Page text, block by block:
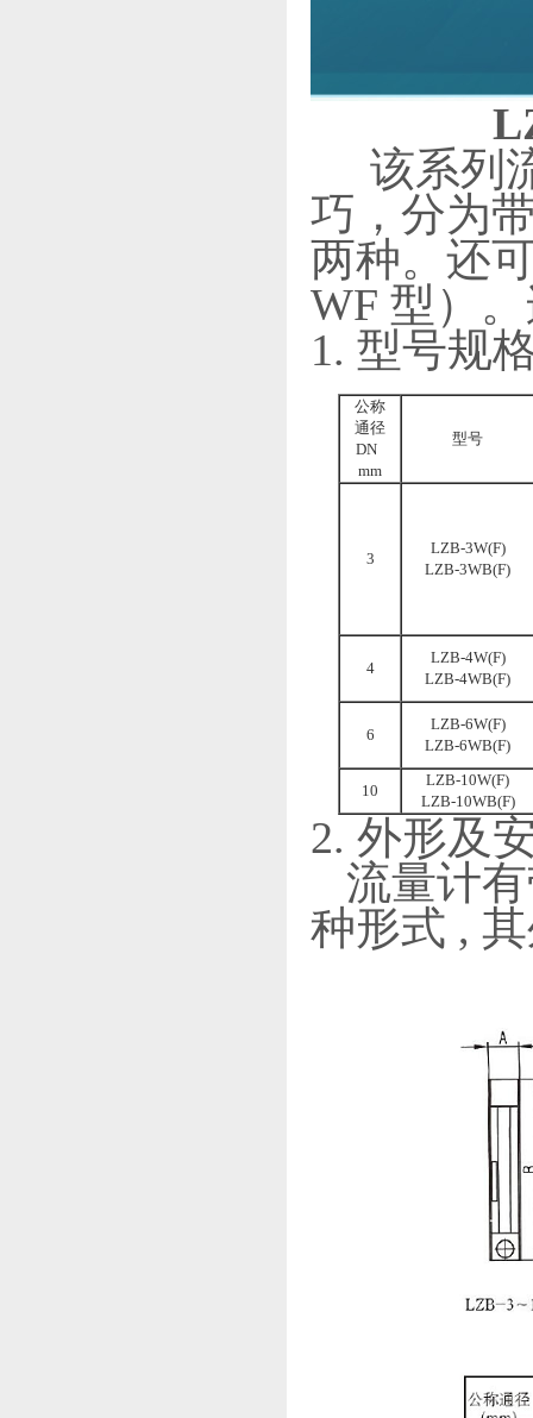
该系列
巧，分为
两种。还
WF 型）
1. 型号规
公称
通径
DN
mm
型号
3
LZB-3W(F)
LZB-3WB(F)
4
LZB-4W(F)
LZB-4WB(F)
6
LZB-6W(F)
LZB-6WB(F)
10
LZB-10W(F)
LZB-10WB(F)
2. 外形及
流量计有
种形式 ,